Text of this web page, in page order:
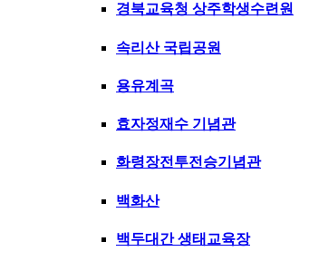
경북교육청 상주학생수련원
속리산 국립공원
용유계곡
효자정재수 기념관
화령장전투전승기념관
백화산
백두대간 생태교육장